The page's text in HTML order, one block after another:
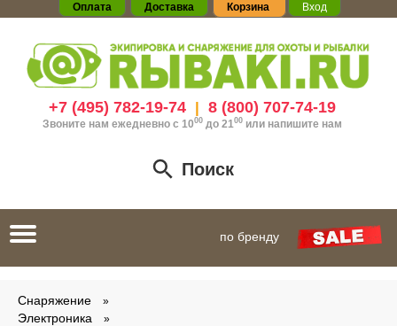
Оплата Доставка Корзина Вход
+7 (495) 782-19-74| 8 (800) 707-74-19
Звоните нам ежедневно с 1000до 21 00 или напишите нам
Поиск
Toggle
navigation
по бренду
Снаряжение
Электроника